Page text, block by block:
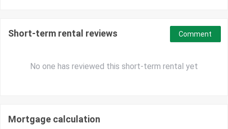
Short-term rental reviews
No one has reviewed this short-term rental yet
Comment
Mortgage calculation